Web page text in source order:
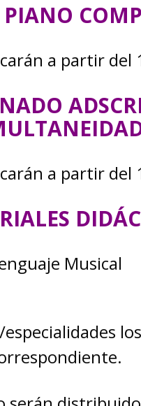
a partir del
a partir del
Musical